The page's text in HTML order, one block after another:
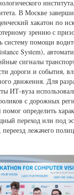
В Москве
хакатон по
зрению с
систему помощи
System),
сигналы
дороги и события,
движения. Для
ИТ-вуза
с дорожных
определить
переход или под
лежачего